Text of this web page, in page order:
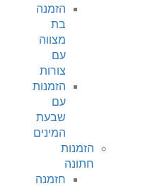
הזמנה
בת
מצווה
עם
צורות
הזמנות
עם
שבעת
המינים
הזמנות
חתונה
חזמנה